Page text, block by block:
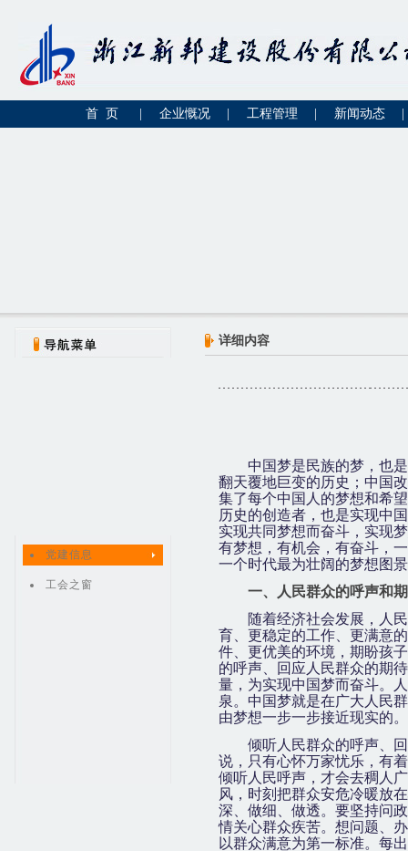
首 页 企业慨况 工程管理 新闻动态
党建信息
工会之窗
详细内容
中国梦是民族的梦，也
翻天覆地巨变的历史；中国
集了每个中国人的梦想和希
历史的创造者，也是实现中
实现共同梦想而奋斗，实现
有梦想，有机会，有奋斗，
一个时代最为壮阔的梦想图
一、人民群众的呼声和
随着经济社会发展，人
育、更稳定的工作、更满意
件、更优美的环境，期盼孩
的呼声、回应人民群众的期
量，为实现中国梦而奋斗。
泉。中国梦就是在广大人民
由梦想一步一步接近现实的。
倾听人民群众的呼声、
说，只有心怀万家忧乐，有
倾听人民呼声，才会去稠人
风，时刻把群众安危冷暖放
深、做细、做透。要坚持问
情关心群众疾苦。想问题、
以群众满意为第一标准。每